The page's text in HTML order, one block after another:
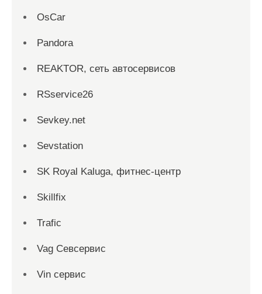
OsCar
Pandora
REAKTOR, сеть автосервисов
RSservice26
Sevkey.net
Sevstation
SK Royal Kaluga, фитнес-центр
Skillfix
Trafic
Vag Севсервис
Vin сервис